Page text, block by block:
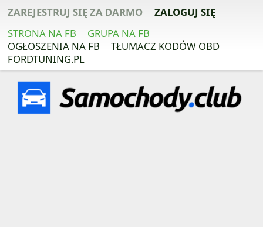
ZAREJESTRUJ SIĘ ZA DARMO
ZALOGUJ SIĘ
STRONA NA FB
GRUPA NA FB
OGŁOSZENIA NA FB
TŁUMACZ KODÓW OBD
FORDTUNING.PL